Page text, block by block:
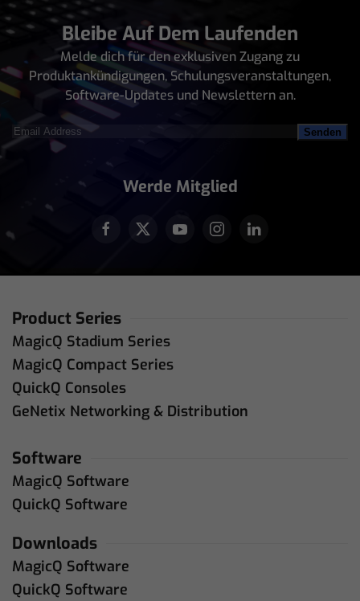
Bleibe Auf Dem Laufenden
Melde dich für den exklusiven Zugang zu
Produktankündigungen, Schulungsveranstaltungen,
Software-Updates und Newslettern an.
Email
Address(erforderlich)
Werde Mitglied
Product Series
MagicQ Stadium Series
MagicQ Compact Series
QuickQ Consoles
GeNetix Networking & Distribution
Software
MagicQ Software
QuickQ Software
Downloads
MagicQ Software
QuickQ Software